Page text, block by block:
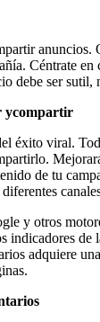
anuncios.
Céntrate en
debe ser sutil,
ycompartir
éxito viral.
de tu
y otros
indicadores de
adquiere